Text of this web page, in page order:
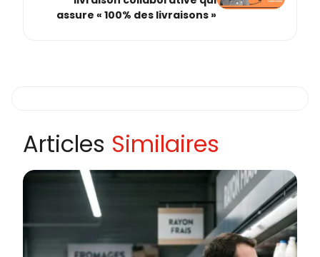
assure « 100% des livraisons »
Articles Similaires